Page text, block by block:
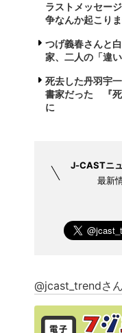
ラストメッセー
争なんか起こりま
つげ義春さんと
家、二人の「違
死去した丹羽宇
書家だった 『死
に
J-CASTニ
最新
@jcast_trendさ